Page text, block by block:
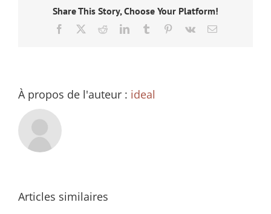
Share This Story, Choose Your Platform!
Facebook RedditLinkedInTumblr Pinterest
Vk Email
À propos de l'auteur : ideal
Articles similaires